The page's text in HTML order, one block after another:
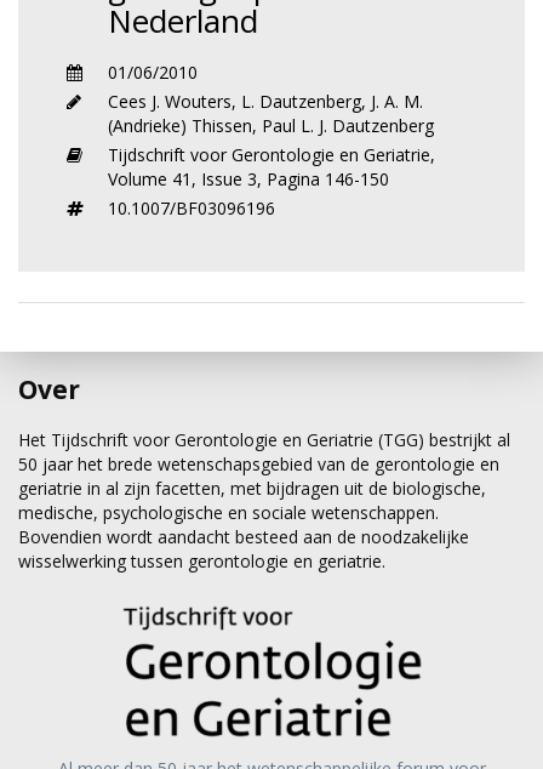
Nederland
01/06/2010
Cees J. Wouters, L. Dautzenberg, J. A. M.
(Andrieke) Thissen, Paul L. J. Dautzenberg
Tijdschrift voor Gerontologie en Geriatrie,
Volume 41, Issue 3, Pagina 146-150
10.1007/BF03096196
Over
Het Tijdschrift voor Gerontologie en Geriatrie (TGG) bestrijkt al
50 jaar het brede wetenschapsgebied van de gerontologie en
geriatrie in al zijn facetten, met bijdragen uit de biologische,
medische, psychologische en sociale wetenschappen.
Bovendien wordt aandacht besteed aan de noodzakelijke
wisselwerking tussen gerontologie en geriatrie.